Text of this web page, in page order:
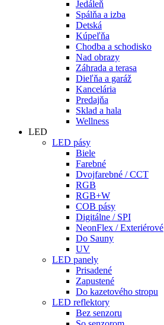
Jedáleň
Spálňa a izba
Detská
Kúpeľňa
Chodba a schodisko
Nad obrazy
Záhrada a terasa
Dieľňa a garáž
Kancelária
Predajňa
Sklad a hala
Wellness
LED
LED pásy
Biele
Farebné
Dvojfarebné / CCT
RGB
RGB+W
COB pásy
Digitálne / SPI
NeonFlex / Exteriérové
Do Sauny
UV
LED panely
Prisadené
Zapustené
Do kazetového stropu
LED reflektory
Bez senzoru